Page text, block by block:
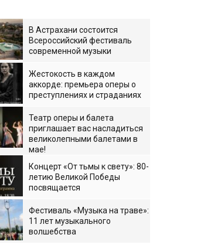
В Астрахани состоится
Всероссийский фестиваль
современной музыки
Жестокость в каждом
аккорде: премьера оперы о
преступлениях и страданиях
Театр оперы и балета
приглашает вас насладиться
великолепными балетами в
мае!
Концерт «От тьмы к свету»: 80-
летию Великой Победы
посвящается
Фестиваль «Музыка на траве»:
11 лет музыкального
волшебства